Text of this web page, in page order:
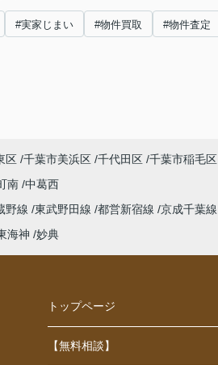
#実家じまい #物件買取 #物件査定
区 千葉市美浜区 千代田区 千葉市稲毛区
南 中葛西
野線 東武野田線 都営新宿線 京成千葉線
海神 妙典
トップページ
【無料相談】